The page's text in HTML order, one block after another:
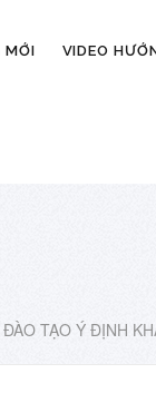
MỚI VIDEO
TẠO Ý ĐỊNH